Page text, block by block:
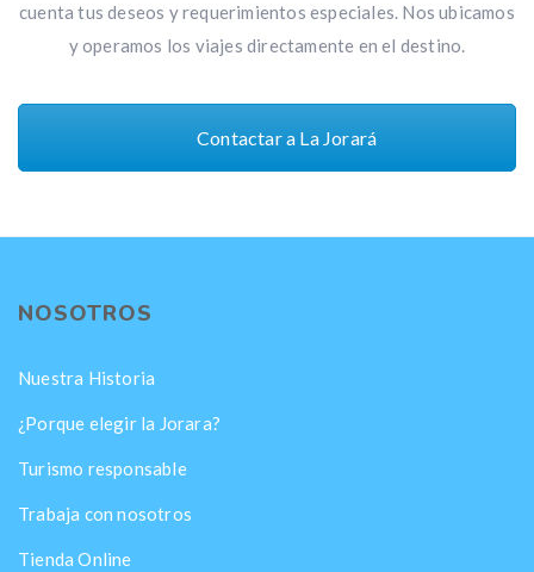
cuenta tus deseos y requerimientos especiales. Nos ubicamos
y operamos los viajes directamente en el destino.
Contactar a La Jorará
NOSOTROS
Nuestra Historia
¿Porque elegir la Jorara?
Turismo responsable
Trabaja con nosotros
Tienda Online